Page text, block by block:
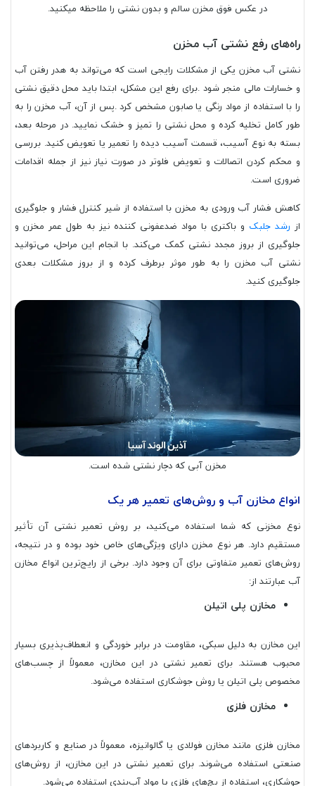
در عکس فوق مخزن سالم و بدون نشتی را ملاحظه میکنید.
راه‌های رفع نشتی آب مخزن
نشتی آب مخزن یکی از مشکلات رایجی است که می‌تواند به هدر رفتن آب
و خسارات مالی منجر شود .برای رفع این مشکل، ابتدا باید محل دقیق نشتی
را با استفاده از مواد رنگی یا صابون مشخص کرد .پس از آن، آب مخزن را به
طور کامل تخلیه کرده و محل نشتی را تمیز و خشک نمایید. در مرحله بعد،
بسته به نوع آسیب، قسمت آسیب دیده را تعمیر یا تعویض کنید. بررسی
و محکم کردن اتصالات و تعویض فلوتر در صورت نیاز نیز از جمله اقدامات
ضروری است.
کاهش فشار آب ورودی به مخزن با استفاده از شیر کنترل فشار و جلوگیری
از رشد جلبک و باکتری با مواد ضدعفونی کننده نیز به طول عمر مخزن و
جلوگیری از بروز مجدد نشتی کمک می‌کند. با انجام این مراحل، می‌توانید
نشتی آب مخزن را به طور موثر برطرف کرده و از بروز مشکلات بعدی
جلوگیری کنید.
مخزن آبی که دچار نشتی شده است.
انواع مخازن آب و روش‌های تعمیر هر یک
نوع مخزنی که شما استفاده می‌کنید، بر روش تعمیر نشتی آن تأثیر
مستقیم دارد. هر نوع مخزن دارای ویژگی‌های خاص خود بوده و در نتیجه،
روش‌های تعمیر متفاوتی برای آن وجود دارد. برخی از رایج‌ترین انواع مخازن
آب عبارتند از:
مخازن پلی اتیلن
این مخازن به دلیل سبکی، مقاومت در برابر خوردگی و انعطاف‌پذیری بسیار
محبوب هستند. برای تعمیر نشتی در این مخازن، معمولاً از چسب‌های
مخصوص پلی اتیلن یا روش جوشکاری استفاده می‌شود.
مخازن فلزی
مخازن فلزی مانند مخازن فولادی یا گالوانیزه، معمولاً در صنایع و کاربردهای
صنعتی استفاده می‌شوند. برای تعمیر نشتی در این مخازن، از روش‌های
جوشکاری، استفاده از پچ‌های فلزی یا مواد آب‌بندی استفاده می‌شود.